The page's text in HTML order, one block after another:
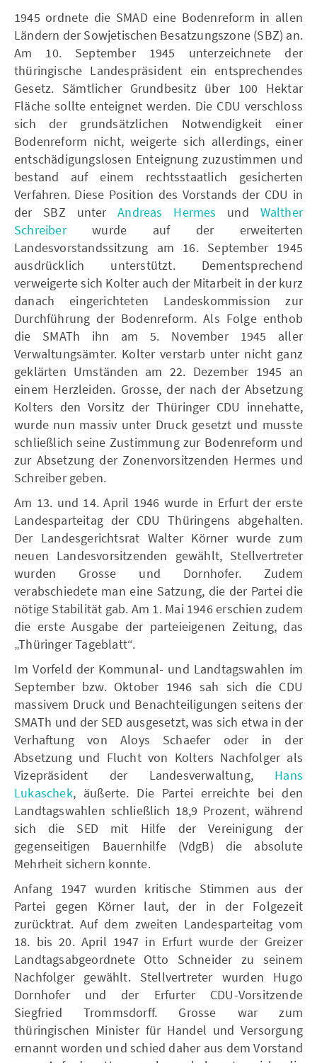
1945 ordnete die SMAD eine Bodenreform in allen
Ländern der Sowjetischen Besatzungszone (SBZ) an.
Am 10. September 1945 unterzeichnete der
thüringische Landespräsident ein entsprechendes
Gesetz. Sämtlicher Grundbesitz über 100 Hektar
Fläche sollte enteignet werden. Die CDU verschloss
sich der grundsätzlichen Notwendigkeit einer
Bodenreform nicht, weigerte sich allerdings, einer
entschädigungslosen Enteignung zuzustimmen und
bestand auf einem rechtsstaatlich gesicherten
Verfahren. Diese Position des Vorstands der CDU in
der SBZ unterAndreas Hermes und Walther
Schreiberwurde auf der erweiterten
Landesvorstandssitzung am 16. September 1945
ausdrücklich unterstützt. Dementsprechend
verweigerte sich Kolter auch der Mitarbeit in der kurz
danach eingerichteten Landeskommission zur
Durchführung der Bodenreform. Als Folge enthob
die SMATh ihn am 5. November 1945 aller
Verwaltungsämter. Kolter verstarb unter nicht ganz
geklärten Umständen am 22. Dezember 1945 an
einem Herzleiden. Grosse, der nach der Absetzung
Kolters den Vorsitz der Thüringer CDU innehatte,
wurde nun massiv unter Druck gesetzt und musste
schließlich seine Zustimmung zur Bodenreform und
zur Absetzung der Zonenvorsitzenden Hermes und
Schreiber geben.
Am 13. und 14. April 1946 wurde in Erfurt der erste
Landesparteitag der CDU Thüringens abgehalten.
Der Landesgerichtsrat Walter Körner wurde zum
neuen Landesvorsitzenden gewählt, Stellvertreter
wurden Grosse und Dornhofer. Zudem
verabschiedete man eine Satzung, die der Partei die
nötige Stabilität gab. Am 1. Mai 1946 erschien zudem
die erste Ausgabe der parteieigenen Zeitung, das
„Thüringer Tageblatt“.
Im Vorfeld der Kommunal- und Landtagswahlen im
September bzw. Oktober 1946 sah sich die CDU
massivem Druck und Benachteiligungen seitens der
SMATh und der SED ausgesetzt, was sich etwa in der
Verhaftung von Aloys Schaefer oder in der
Absetzung und Flucht von Kolters Nachfolger als
Vizepräsident der Landesverwaltung, Hans
Lukaschek, äußerte. Die Partei erreichte bei den
Landtagswahlen schließlich 18,9 Prozent, während
sich die SED mit Hilfe der Vereinigung der
gegenseitigen Bauernhilfe (VdgB) die absolute
Mehrheit sichern konnte.
Anfang 1947 wurden kritische Stimmen aus der
Partei gegen Körner laut, der in der Folgezeit
zurücktrat. Auf dem zweiten Landesparteitag vom
18. bis 20. April 1947 in Erfurt wurde der Greizer
Landtagsabgeordnete Otto Schneider zu seinem
Nachfolger gewählt. Stellvertreter wurden Hugo
Dornhofer und der Erfurter CDU-Vorsitzende
Siegfried Trommsdorff. Grosse war zum
thüringischen Minister für Handel und Versorgung
ernannt worden und schied daher aus dem Vorstand